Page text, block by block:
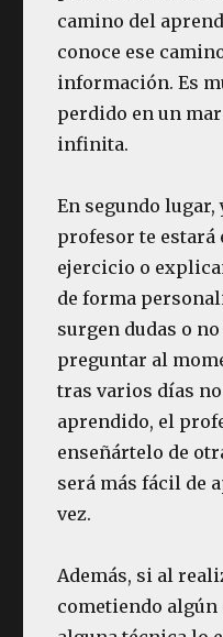
camino del
conoce ese
información. Es
perdido en un
infinita.
En segundo
profesor te estará
ejercicio o
de forma
surgen dudas o
preguntar al
tras varios días
aprendido, el
enseñártelo de
será más fácil de
vez.
Además, si al
cometiendo